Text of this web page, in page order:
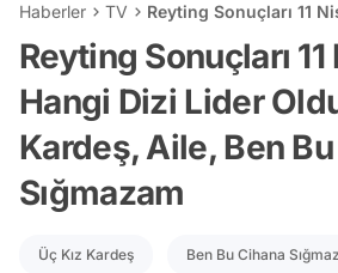
Haberler TV Reyting Sonuçları 11
Reyting Sonuçları
Hangi Dizi Lider
Kardeş, Aile, Ben
Sığmazam
Üç Kız Kardeş Ben Bu Cihana